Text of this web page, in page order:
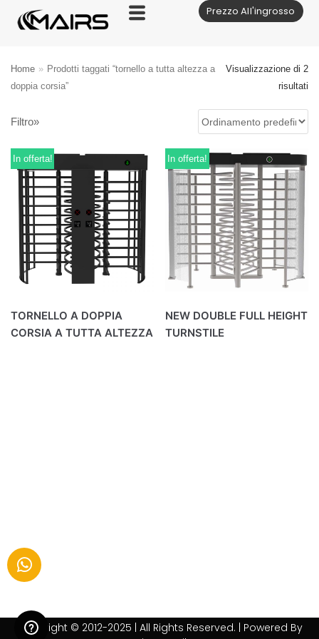
Vai
al
Prezzo All'ingrosso
Home » Prodotti taggati “tornello a tutta altezza a
doppia corsia”
Visualizzazione di 2
risultati
Filtro»
In offerta!
TORNELLO A DOPPIA
CORSIA A TUTTA ALTEZZA
In offerta!
NEW DOUBLE FULL HEIGHT
TURNSTILE
Copyright © 2012-2025 | All Rights Reserved. | Powered By